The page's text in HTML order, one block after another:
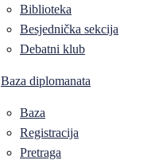
Biblioteka
Besjednička sekcija
Debatni klub
Baza diplomanata
Baza
Registracija
Pretraga